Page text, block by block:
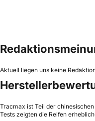
Aktuell liegen uns keine
Tracmax ist Teil der
Tests zeigten die Reifen